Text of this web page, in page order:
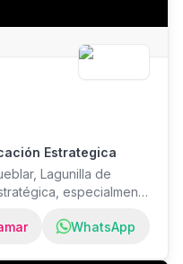
Estrategica
Lagunilla de
especialmente
estar cerca de
se ubica en
* Piscina temperada
WhatsApp